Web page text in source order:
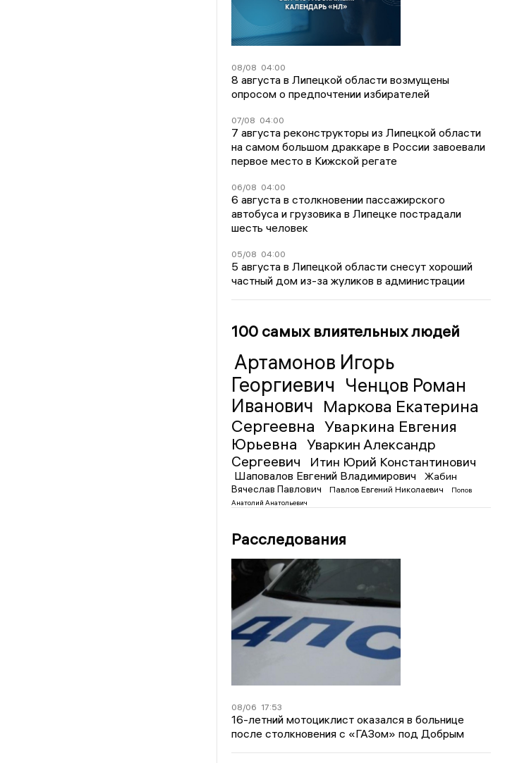
08/08 04:00
8 августа в Липецкой области возмущены
опросом о предпочтении избирателей
07/08 04:00
7 августа реконструкторы из Липецкой области
на самом большом драккаре в России завоевали
первое место в Кижской регате
06/08 04:00
6 августа в столкновении пассажирского
автобуса и грузовика в Липецке пострадали
шесть человек
05/08 04:00
5 августа в Липецкой области снесут хороший
частный дом из-за жуликов в администрации
100 самых влиятельных людей
Артамонов Игорь
Георгиевич Ченцов Роман
Иванович Маркова Екатерина
Сергеевна Уваркина Евгения
Юрьевна
Уваркин Александр
Сергеевич
Итин Юрий Константинович
Шаповалов Евгений Владимирович
Жабин
Вячеслав Павлович
Павлов Евгений Николаевич
Попов
Анатолий Анатольевич
Расследования
08/06 17:53
16-летний мотоциклист оказался в больнице
после столкновения с «ГАЗом» под Добрым